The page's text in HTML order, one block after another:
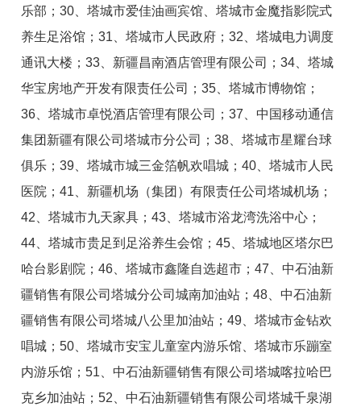
乐部；30、塔城市爱佳油画宾馆、塔城市金魔指影院式
养生足浴馆；31、塔城市人民政府；32、塔城电力调度
通讯大楼；33、新疆昌南酒店管理有限公司；34、塔城
华宝房地产开发有限责任公司；35、塔城市博物馆；
36、塔城市卓悦酒店管理有限公司；37、中国移动通信
集团新疆有限公司塔城市分公司；38、塔城市星耀台球
俱乐；39、塔城市城三金箔帆欢唱城；40、塔城市人民
医院；41、新疆机场（集团）有限责任公司塔城机场；
42、塔城市九天家具；43、塔城市浴龙湾洗浴中心；
44、塔城市贵足到足浴养生会馆；45、塔城地区塔尔巴
哈台影剧院；46、塔城市鑫隆自选超市；47、中石油新
疆销售有限公司塔城分公司城南加油站；48、中石油新
疆销售有限公司塔城八公里加油站；49、塔城市金钻欢
唱城；50、塔城市安宝儿童室内游乐馆、塔城市乐蹦室
内游乐馆；51、中石油新疆销售有限公司塔城喀拉哈巴
克乡加油站；52、中石油新疆销售有限公司塔城千泉湖